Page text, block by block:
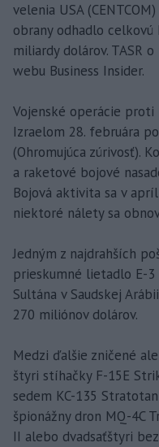
velenia USA
obrany odhadlo
miliardy dolárov. TASR
webu Business Insider.
Vojenské operácie proti
Izraelom 28. februára
(Ohromujúca zúrivosť).
a raketové bojové
Bojová aktivita sa v
niektoré nálety sa
Jedným z najdrahších
prieskumné lietadlo E-
Sultána v Saudskej
270 miliónov dolárov.
Medzi ďalšie zničené
štyri stíhačky F-15E
sedem KC-135
špionážny dron MQ-4C
II alebo dvadsaťštyri